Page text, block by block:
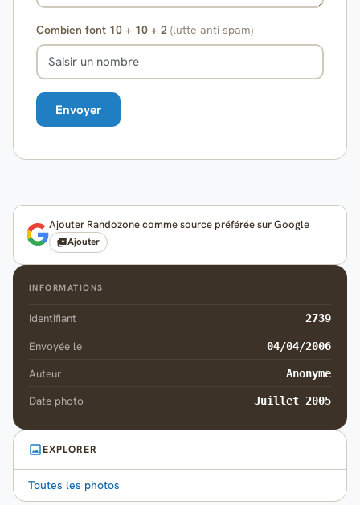
Combien font 10 + 10 + 2 (lutte anti spam)
Ajouter Randozone comme source préférée sur Google
Ajouter
INFORMATIONS
Identifiant 2739
Envoyée le 04/04/2006
Auteur Anonyme
Date photo Juillet 2005
EXPLORER
Toutes les photos